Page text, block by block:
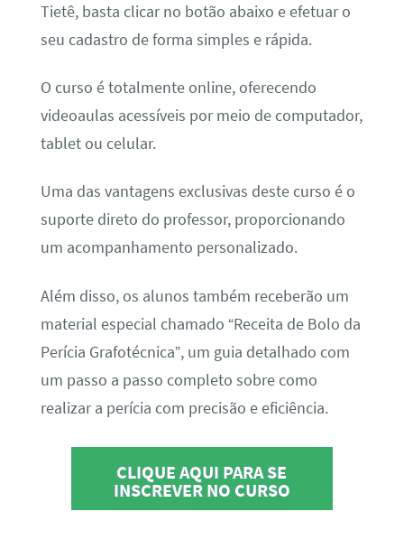
Tietê, basta clicar no botão abaixo e efetuar o
seu cadastro de forma simples e rápida.
O curso é totalmente online, oferecendo
videoaulas acessíveis por meio de computador,
tablet ou celular.
Uma das vantagens exclusivas deste curso é o
suporte direto do professor, proporcionando
um acompanhamento personalizado.
Além disso, os alunos também receberão um
material especial chamado “Receita de Bolo da
Perícia Grafotécnica”, um guia detalhado com
um passo a passo completo sobre como
realizar a perícia com precisão e eficiência.
CLIQUE AQUI PARA SE
INSCREVER NO CURSO